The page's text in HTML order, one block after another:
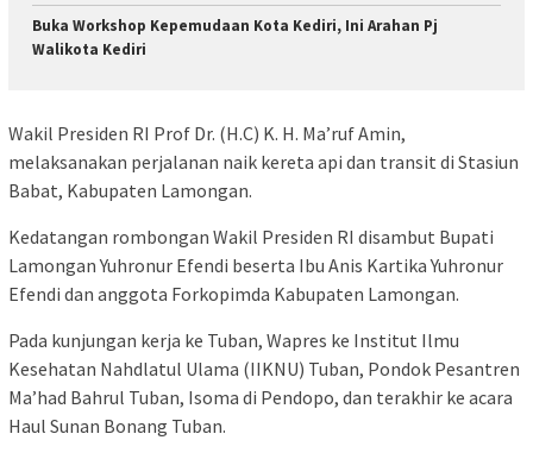
Buka Workshop Kepemudaan Kota Kediri, Ini Arahan Pj
Walikota Kediri
Wakil Presiden RI Prof Dr. (H.C) K. H. Ma’ruf Amin,
melaksanakan perjalanan naik kereta api dan transit di Stasiun
Babat, Kabupaten Lamongan.
Kedatangan rombongan Wakil Presiden RI disambut Bupati
Lamongan Yuhronur Efendi beserta Ibu Anis Kartika Yuhronur
Efendi dan anggota Forkopimda Kabupaten Lamongan.
Pada kunjungan kerja ke Tuban, Wapres ke Institut Ilmu
Kesehatan Nahdlatul Ulama (IIKNU) Tuban, Pondok Pesantren
Ma’had Bahrul Tuban, Isoma di Pendopo, dan terakhir ke acara
Haul Sunan Bonang Tuban.